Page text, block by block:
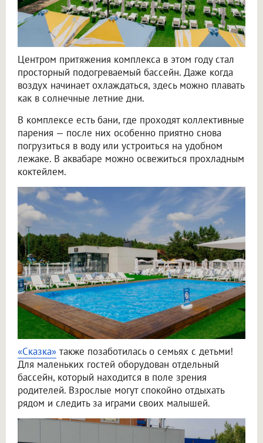
Центром притяжения комплекса в этом году стал
просторный подогреваемый бассейн. Даже когда
воздух начинает охлаждаться, здесь можно плавать
как в солнечные летние дни.
В комплексе есть бани, где проходят коллективные
парения — после них особенно приятно снова
погрузиться в воду или устроиться на удобном
лежаке. В аквабаре можно освежиться прохладным
коктейлем.
«Сказка» также позаботилась о семьях с детьми!
Для маленьких гостей оборудован отдельный
бассейн, который находится в поле зрения
родителей. Взрослые могут спокойно отдыхать
рядом и следить за играми своих малышей.